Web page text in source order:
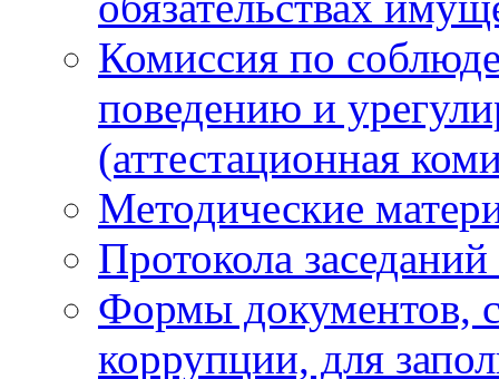
Комиссия по
поведению и
(аттестационная
Методические
Протокола
Формы документов,
коррупции, для